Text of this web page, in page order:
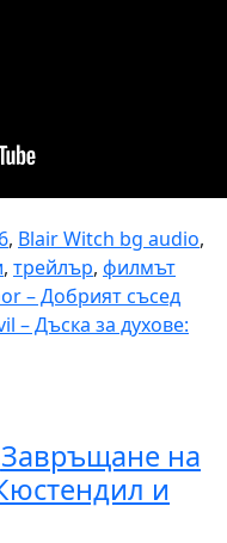
, Blair Witch bg audio,
, трейлър, филмът
– Добрият съсед
– Дъска за духове:
на
и